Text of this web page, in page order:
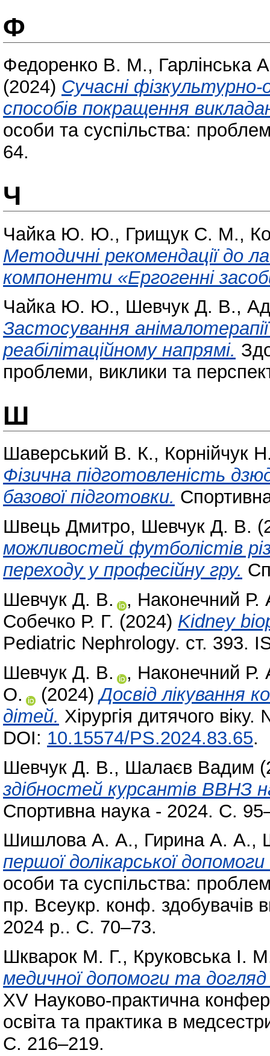
Ф
Федоренко В. М., Гарлінська
(2024) Сучасні фізкультурно-
способів покращення
особи та суспільства:
64.
Ч
Чайка Ю. Ю., Грищук С. М.,
Методичні рекомендації до
компоненти «Ергогенні
Чайка Ю. Ю., Шевчук Д. В.,
Застосування
реабілітаційному напрямі.
проблеми, виклики та
Ш
Шаверський В. К., Корнійчук
Фізична підготовленість
базової підготовки.
Швець Дмитро, Шевчук Д. В.
можливостей футболістів
переходу у професійну гру.
Шевчук Д. В.
, Наконечний Р.
Собечко Р. Г. (2024) Kidney
Pediatric Nephrology. ст. 393.
Шевчук Д. В.
, Наконечний Р.
О.
(2024)Досвід лікування
дітей. Хірургія дитячого
DOI: 10.15574/PS.2024.83.65.
Шевчук Д. В., Шалаєв Вадим
здібностей курсантів
Спортивна наука - 2024. С.
Шишлова А. А., Гирина А. А.,
першої долікарської
особи та суспільства:
пр. Всеукр. конф. здобувачів
2024 р.. С. 70–73.
Шкварок М. Г., Круковська І.
медичної допомоги та
ХV Науково-практична
освіта та практика в
С. 216–219.